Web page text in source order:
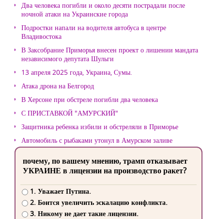
Два человека погибли и около десяти пострадали после
ночной атаки на Украинские города
Подростки напали на водителя автобуса в центре
Владивостока
В Заксобрание Приморья внесен проект о лишении мандата
независимого депутата Шульги
13 апреля 2025 года, Украина, Сумы.
Атака дрона на Белгород
В Херсоне при обстреле погибли два человека
С ПРИСТАВКОЙ "АМУРСКИЙ"
Защитника ребенка избили и обстреляли в Приморье
Автомобиль с рыбаками утонул в Амурском заливе
почему, по вашему мнению, трамп отказывает
УКРАИНЕ в лицензии на производство ракет?
1. Уважает Путина.
2. Боится увеличить эскалацию конфликта.
3. Никому не дает такие лицензии.